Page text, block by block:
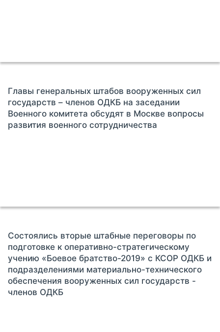
Главы генеральных штабов вооруженных сил
государств – членов ОДКБ на заседании
Военного комитета обсудят в Москве вопросы
развития военного сотрудничества
Состоялись вторые штабные переговоры по
подготовке к оперативно-стратегическому
учению «Боевое братство-2019» с КСОР ОДКБ и
подразделениями материально-технического
обеспечения вооруженных сил государств -
членов ОДКБ